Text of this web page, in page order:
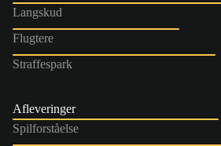
Langskud
Flugtere
Straffespark
Afleveringer
Spilforståelse